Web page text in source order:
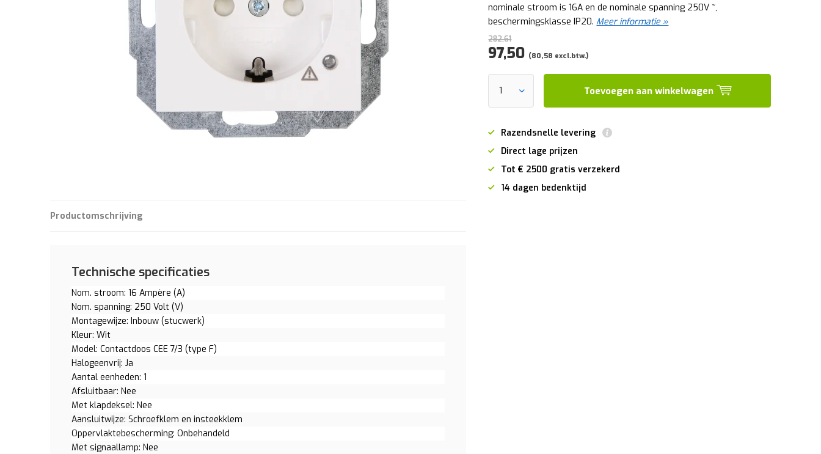
nominale stroom is 16A en de nominale spanning 250V ~,
beschermingsklasse IP20. Meer informatie »
282,61
97,50 (80,58 excl.btw.)
Toevoegen aan winkelwagen
Razendsnelle levering
Direct lage prijzen
Tot € 2500 gratis verzekerd
14 dagen bedenktijd
Productomschrijving
Technische specificaties
Nom. stroom: 16 Ampère (A)
Nom. spanning: 250 Volt (V)
Montagewijze: Inbouw (stucwerk)
Kleur: Wit
Model: Contactdoos CEE 7/3 (type F)
Halogeenvrij: Ja
Aantal eenheden: 1
Afsluitbaar: Nee
Met klapdeksel: Nee
Aansluitwijze: Schroefklem en insteekklem
Oppervlaktebescherming: Onbehandeld
Met signaallamp: Nee